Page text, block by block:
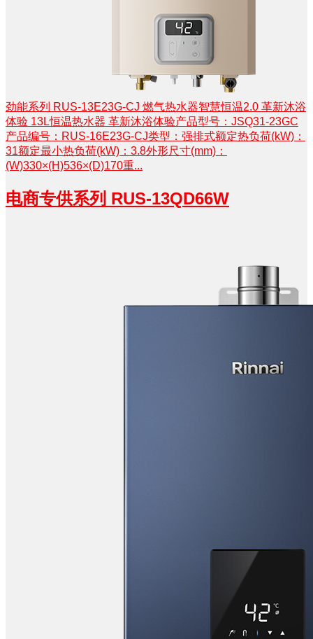
劲能系列 RUS-13E23G-CJ 燃气热水器智慧恒温2.0 革新沐浴
体验 13L恒温热水器 革新沐浴体验产品型号：JSQ31-23GC
产品编号：RUS-16E23G-CJ类型：强排式额定热负荷(kW)：
31额定最小热负荷(kW)：3.8外形尺寸(mm)：
(W)330×(H)536×(D)170重...
电商专供系列 RUS-13QD66W